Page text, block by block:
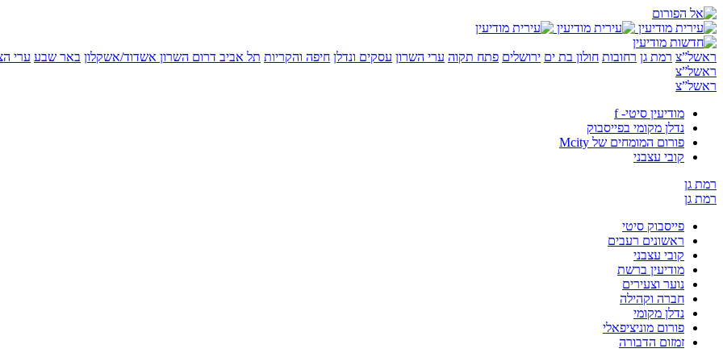
ראשל”צ רמת גן רחובות חולון בת ים ירושלים פתח תקוה ערי השרון עסקים ונדלן חיפה והקריות תל אביב דרום השרון אשדוד/אשקלון באר שבע ערי
ראשל”צ
ראשל”צ
מודיעין סיטי- f
נדלן מקומי בפייסבוק
פורום המומחים של Mcity
קובי עצבני
רמת גן
רמת גן
פייסבוק סיטי
ראשונים רעבים
קובי עצבני
מודיעין ברשת
נוער וצעירים
חברה וקהילה
נדלן מקומי
פורום מוניציפאלי
זמזום הדבורה